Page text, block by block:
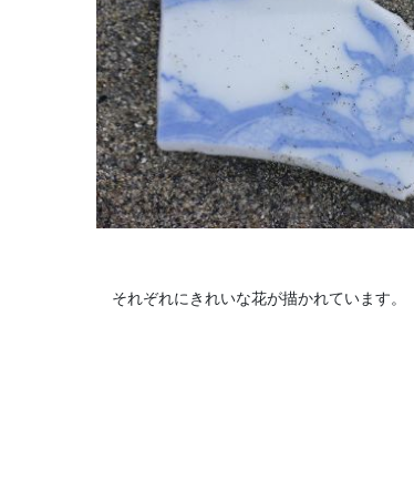
それぞれにきれいな花が描かれています。